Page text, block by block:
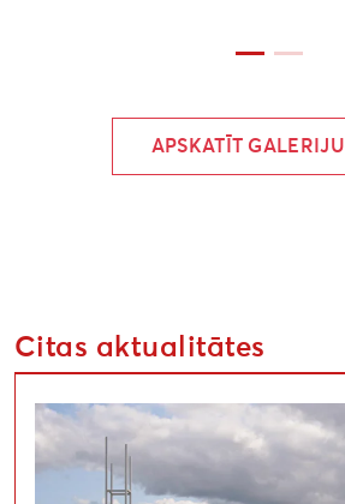
APSKATĪT GALERIJU
Citas aktualitātes